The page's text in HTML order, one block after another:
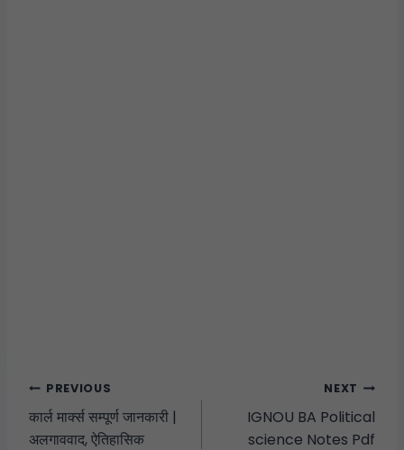
PREVIOUS
कार्ल मार्क्स सम्पूर्ण जानकारी |
अलगाववाद, ऐतिहासिक
NEXT
IGNOU BA Political
science Notes Pdf